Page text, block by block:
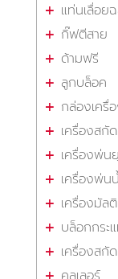
แท่นเลื่อย
กิ๊ฟตีสาย
ด้ามฟรี
ลูกบล็อค
กล่องเครื่
เครื่องสกัด
เครื่องพ่น
เครื่องพ่น
เครื่องมัล
บล็อกกระ
เครื่องสกั